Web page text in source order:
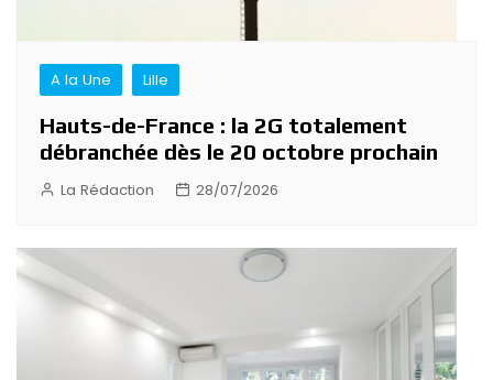
A la Une Lille
Hauts-de-France : la 2G totalement
débranchée dès le 20 octobre prochain
La Rédaction 28/07/2026